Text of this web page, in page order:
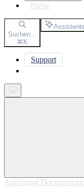
Preise
Suchen...
⌘K
Support
AppSignal